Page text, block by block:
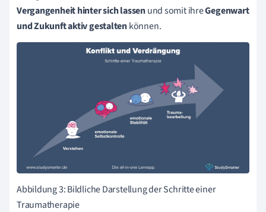
Vergangenheit hinter sich lassenund somit ihreGegenwart
und Zukunft aktiv gestaltenkönnen.
Abbildung 3: Bildliche Darstellung der Schritte einer
Traumatherapie